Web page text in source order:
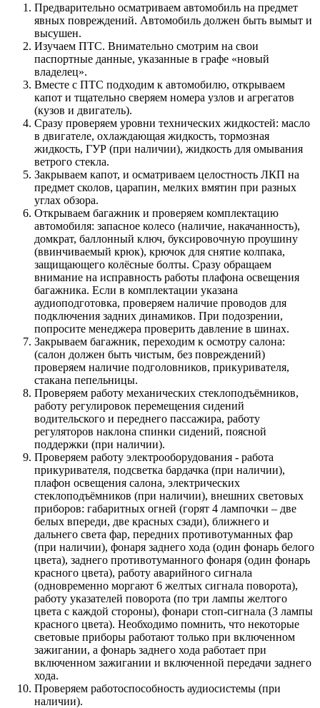
Предварительно осматриваем автомобиль на предмет
явных повреждений. Автомобиль должен быть вымыт и
высушен.
Изучаем ПТС. Внимательно смотрим на свои
паспортные данные, указанные в графе «новый
владелец».
Вместе с ПТС подходим к автомобилю, открываем
капот и тщательно сверяем номера узлов и агрегатов
(кузов и двигатель).
Сразу проверяем уровни технических жидкостей: масло
в двигателе, охлаждающая жидкость, тормозная
жидкость, ГУР (при наличии), жидкость для омывания
ветрого стекла.
Закрываем капот, и осматриваем целостность ЛКП на
предмет сколов, царапин, мелких вмятин при разных
углах обзора.
Открываем багажник и проверяем комплектацию
автомобиля: запасное колесо (наличие, накачанность),
домкрат, баллонный ключ, буксировочную проушину
(ввинчиваемый крюк), крючок для снятие колпака,
защищающего колёсные болты. Сразу обращаем
внимание на исправность работы плафона освещения
багажника. Если в комплектации указана
аудиоподготовка, проверяем наличие проводов для
подключения задних динамиков. При подозрении,
попросите менеджера проверить давление в шинах.
Закрываем багажник, переходим к осмотру салона:
(салон должен быть чистым, без повреждений)
проверяем наличие подголовников, прикуривателя,
стакана пепельницы.
Проверяем работу механических стеклоподъёмников,
работу регулировок перемещения сидений
водительского и переднего пассажира, работу
регуляторов наклона спинки сидений, поясной
поддержки (при наличии).
Проверяем работу электрооборудования - работа
прикуривателя, подсветка бардачка (при наличии),
плафон освещения салона, электрических
стеклоподъёмников (при наличии), внешних световых
приборов: габаритных огней (горят 4 лампочки – две
белых впереди, две красных сзади), ближнего и
дальнего света фар, передних противотуманных фар
(при наличии), фонаря заднего хода (один фонарь белого
цвета), заднего противотуманного фонаря (один фонарь
красного цвета), работу аварийного сигнала
(одновременно моргают 6 желтых сигнала поворота),
работу указателей поворота (по три лампы желтого
цвета с каждой стороны), фонари стоп-сигнала (3 лампы
красного цвета). Необходимо помнить, что некоторые
световые приборы работают только при включенном
зажигании, а фонарь заднего хода работает при
включенном зажигании и включенной передачи заднего
хода.
Проверяем работоспособность аудиосистемы (при
наличии).